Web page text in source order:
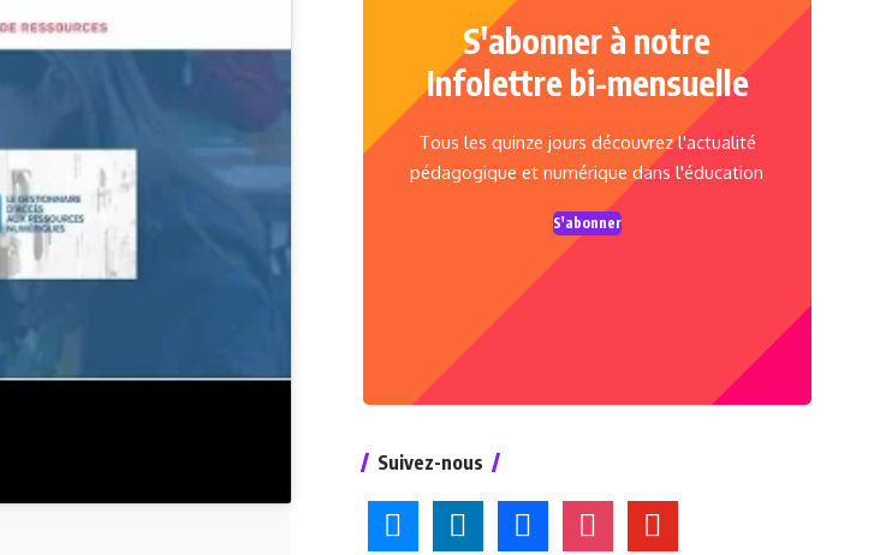
S'abonner à notre
Infolettre bi-mensuelle
Tous les quinze jours découvrez l'actualité
pédagogique et numérique dans l'éducation
S'abonner
Suivez-nous
bluesky linkedin facebook instagramyoutube